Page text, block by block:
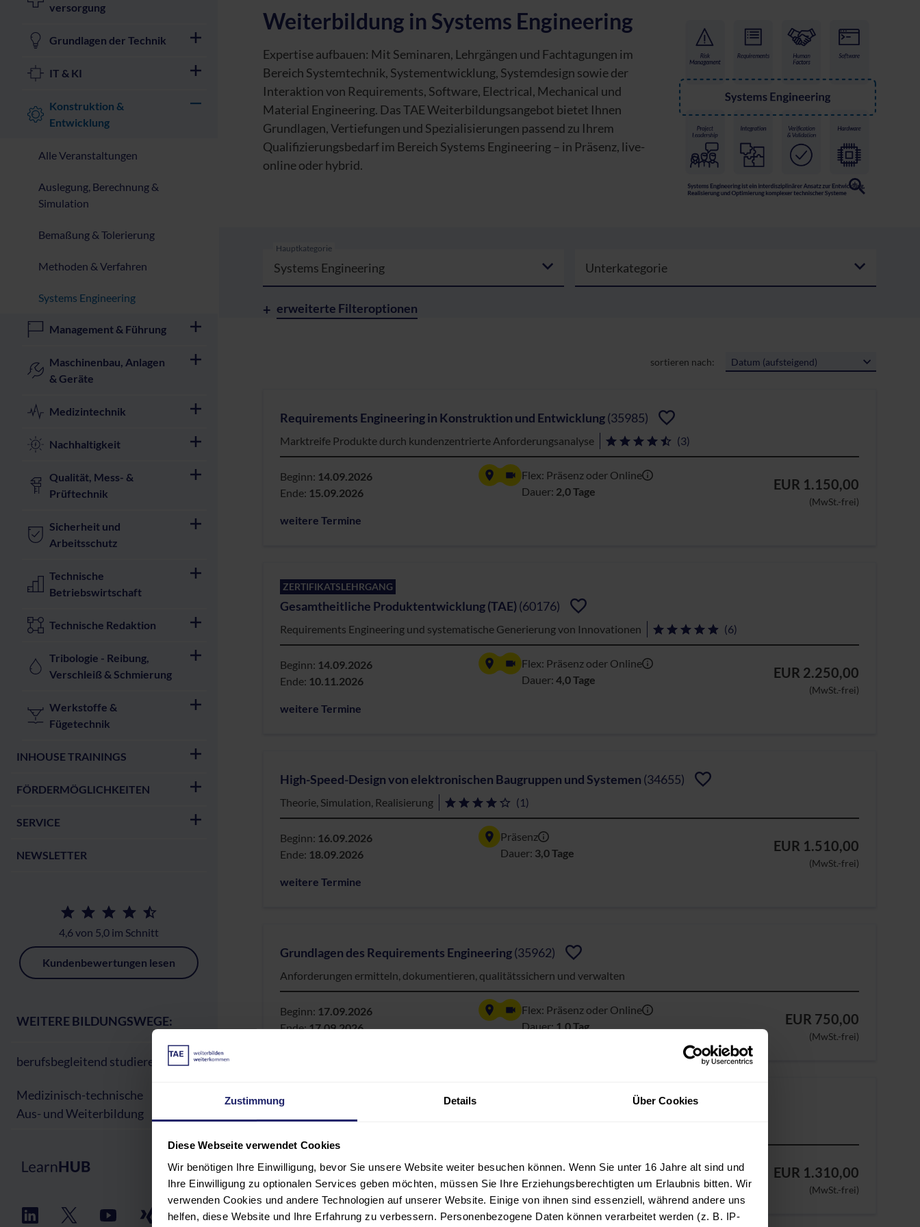
Zustimmung Details Über Cookies
Diese Webseite verwendet Cookies
Wir benötigen Ihre Einwilligung, bevor Sie unsere Website weiter besuchen können. Wenn Sie unter 16 Jahre alt sind und
Ihre Einwilligung zu optionalen Services geben möchten, müssen Sie Ihre Erziehungsberechtigten um Erlaubnis bitten. Wir
verwenden Cookies und andere Technologien auf unserer Website. Einige von ihnen sind essenziell, während andere uns
helfen, diese Website und Ihre Erfahrung zu verbessern. Personenbezogene Daten können verarbeitet werden (z. B. IP-
versorgung
Grundlagen der Technik
IT & KI
Konstruktion &
Entwicklung
Alle Veranstaltungen
Auslegung, Berechnung &
Simulation
Bemaßung & Tolerierung
Methoden & Verfahren
Systems Engineering
Management & Führung
Maschinenbau, Anlagen
& Geräte
Medizintechnik
Nachhaltigkeit
Qualität, Mess- &
Prüftechnik
Sicherheit und
Arbeitsschutz
Technische
Betriebswirtschaft
Technische Redaktion
Tribologie - Reibung,
Verschleiß & Schmierung
Werkstoffe &
Fügetechnik
INHOUSE TRAININGS
FÖRDERMÖGLICHKEITEN
SERVICE
NEWSLETTER
4,6 von 5,0 im Schnitt
Kundenbewertungen lesen
WEITERE BILDUNGSWEGE:
berufsbegleitend studieren
Medizinisch-technische
Aus- und Weiterbildung
Weiterbildung in Systems Engineering
Expertise aufbauen: Mit Seminaren, Lehrgängen und Fachtagungen im
Bereich Systemtechnik, Systementwicklung, Systemdesign sowie der
Interaktion von Requirements, Software, Electrical, Mechanical und
Material Engineering. Das TAE Weiterbildungsangebot bietet Ihnen
Grundlagen, Vertiefungen und Spezialisierungen passend zu Ihrem
Qualifizierungsbedarf im Bereich Systems Engineering – in Präsenz, live-
online oder hybrid.
Systems Engineering
Hauptkategorie
Unterkategorie
erweiterte Filteroptionen
sortieren nach: Datum (aufsteigend)
Requirements Engineering in Konstruktion und Entwicklung(35985)
Marktreife Produkte durch kundenzentrierte Anforderungsanalyse (3)
Beginn: 14.09.2026
Ende: 15.09.2026
weitere Termine
Flex: Präsenz oder Online
Dauer: 2,0 Tage EUR 1.150,00
(MwSt.-frei)
ZERTIFIKATSLEHRGANG
Gesamtheitliche Produktentwicklung (TAE)(60176)
Requirements Engineering und systematische Generierung von Innovationen (6)
Beginn: 14.09.2026
Ende: 10.11.2026
weitere Termine
Flex: Präsenz oder Online
Dauer: 4,0 Tage EUR 2.250,00
(MwSt.-frei)
High-Speed-Design von elektronischen Baugruppen und Systemen (34655)
Theorie, Simulation, Realisierung (1)
Beginn: 16.09.2026
Ende: 18.09.2026
weitere Termine
Präsenz
Dauer: 3,0 Tage EUR 1.510,00
(MwSt.-frei)
Grundlagen des Requirements Engineering(35962)
Anforderungen ermitteln, dokumentieren, qualitätssichern und verwalten
Beginn: 17.09.2026
Ende:17.09.2026
Flex: Präsenz oder Online
Dauer:1,0 Tag EUR 750,00
(MwSt.-frei)
A-SPICE Kompakt: Meistern Sie den Standard der Automobilindustrie(36281)
Beginn: 17.09.2026
Ende:18.09.2026
Live-Online
Dauer:2,0 Tage EUR 1.310,00
(MwSt.-frei)